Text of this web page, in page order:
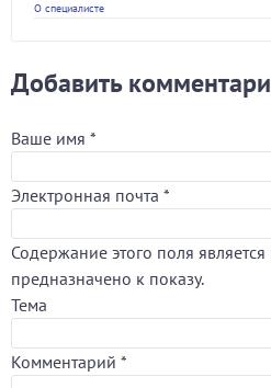
О специалисте
Добавить
Ваше имя *
Электронная почта *
Содержание этого поля
предназначено к показу.
Тема
Комментарий *